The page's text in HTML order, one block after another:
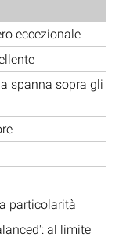
eccezionale
spanna sopra gli
particolarità
al limite